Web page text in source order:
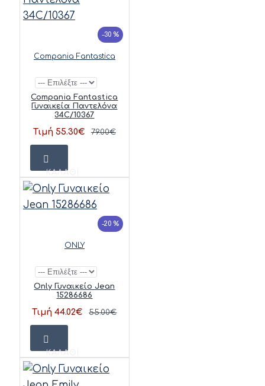
-30 %
Compania Fantastica
Compania Fantastica
Γυναικεία Παντελόνα
34C/10367
Τιμή 55.30€ 79.00€
ΚΑΛΆΘΙ
-20 %
ONLY
Only Γυναικείο Jean
15286686
Τιμή 44.02€ 55.00€
ΚΑΛΆΘΙ